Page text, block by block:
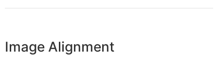
Image Alignment